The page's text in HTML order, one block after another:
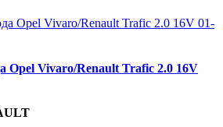
Opel Vivaro/Renault Trafic 2.0 16V